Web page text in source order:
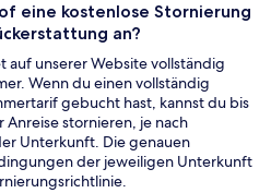
eine kostenlose Stornierung
an?
auf unserer Website vollständig
Wenn du einen vollständig
gebucht hast, kannst du bis
stornieren, je nach
Unterkunft. Die genauen
der jeweiligen Unterkunft